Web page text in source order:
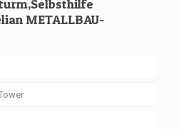
METALLBAU-